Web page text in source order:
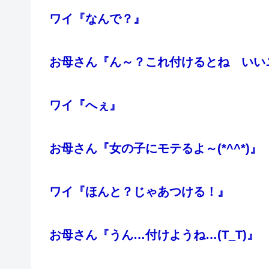
ワイ『なんで？』
お母さん『ん～？これ付けるとね いい
ワイ『へぇ』
お母さん『女の子にモテるよ～(*^^*)』
ワイ『ほんと？じゃあつける！』
お母さん『うん…付けようね…(T_T)』